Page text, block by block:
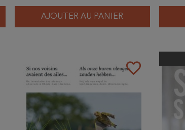
AJOUTER AU PANIER
favorite_border